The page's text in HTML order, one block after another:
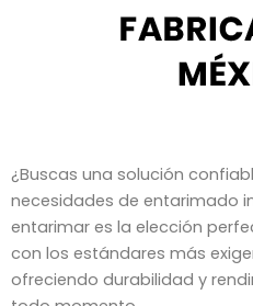
¿Buscas una solución
necesidades de entarimado
entarimar es la elección
con los estándares más
ofreciendo durabilidad y